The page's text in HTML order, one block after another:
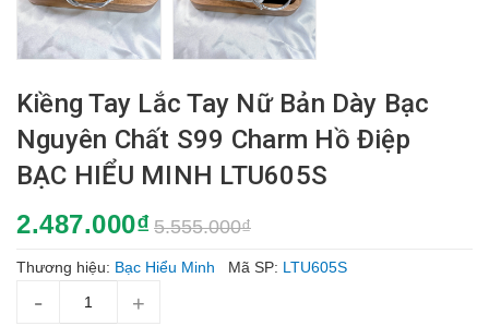
Kiềng Tay Lắc Tay Nữ Bản Dày Bạc
Nguyên Chất S99 Charm Hồ Điệp
BẠC HIỂU MINH LTU605S
2.487.000₫ 5.555.000₫
Thương hiệu: Bạc Hiểu Minh Mã SP: LTU605S
- +